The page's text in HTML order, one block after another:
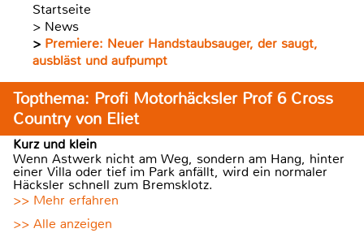
Startseite
> News
> Premiere: Neuer Handstaubsauger, der saugt,
ausbläst und aufpumpt
Topthema: Profi Motorhäcksler Prof 6 Cross
Country von Eliet
Kurz und klein
Wenn Astwerk nicht am Weg, sondern am Hang, hinter
einer Villa oder tief im Park anfällt, wird ein normaler
Häcksler schnell zum Bremsklotz.
>> Mehr erfahren
>> Alle anzeigen